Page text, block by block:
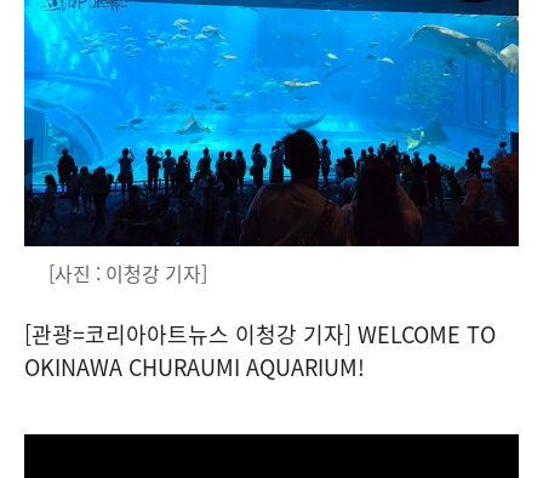
[사진 : 이청강 기자]
[관광=코리아아트뉴스 이청강 기자] WELCOME TO
OKINAWA CHURAUMI AQUARIUM!